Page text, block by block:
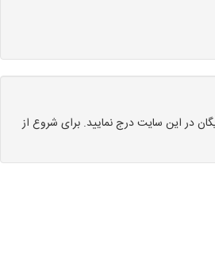
در این سایت درج نمایید. برای شروع از